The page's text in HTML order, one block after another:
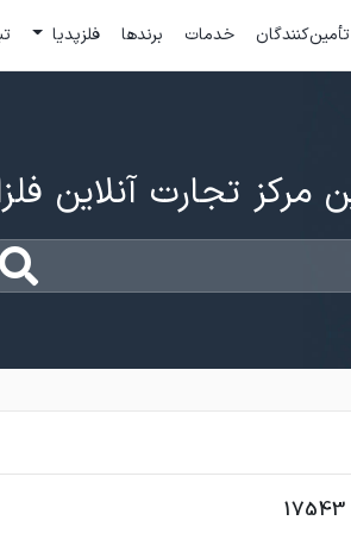
تأمین‌کنندگان خدمات برندها فلزپدیا